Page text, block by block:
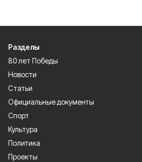
Разделы
80 лет Победы
Новости
Статьи
Официальные документы
Спорт
Культура
Политика
Проекты